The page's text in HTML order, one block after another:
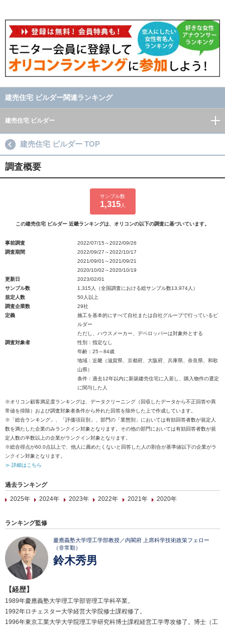
建売住宅 ビルダー関連ランキング
建売住宅 ビルダー
建売住宅 ビルダー TOP
調査概要
サンプル数
1,315人
この建売住宅 ビルダー 近畿ランキングは、オリコンの以下の調査に基づいています。
事前調査
2022/07/15～2022/09/26
調査期間
2022/09/27～2022/10/17
2021/09/01～2021/09/21
2020/10/02～2020/10/19
更新日
2023/02/01
サンプル数
1,315人（全国調査における総サンプル数13,974人）
規定人数
50人以上
調査企業数
29社
定義
施工を基本的にすべて自社または自社グループで行っているビ
ルダー
ただし、ハウスメーカー、デベロッパーは対象外とする
調査対象者
性別：指定なし
年齢：25～84歳
地域：近畿（滋賀県、京都府、大阪府、兵庫県、奈良県、和歌
山県）
条件：過去12年以内に新築建売住宅に入居し、購入物件の選定
に関与した人
※オリコン顧客満足度ランキングは、データクリーニング（回収したデータから不正回答や異
常値を排除）および調査対象者条件から外れた回答を除外した上で作成しています。
※「総合ランキング」、「評価項目別」、部門の「業態別」においては有効回答者数が規定人
数を満たした企業のみランクイン対象となります。その他の部門においては有効回答者数が規
定人数の半数以上の企業がランクイン対象となります。
※総合得点が60.0点以上で、他人に薦めたくないと回答した人の割合が基準値以下の企業がラ
ンクイン対象となります。
≫ 詳細はこちら
過去ランキング
2025年
2024年 2023年 2022年 2021年 2020年
ランキング監修
慶應義塾大学理工学部教授／内閣府 上席科学技術政策フェロー
（非常勤）
鈴木秀男
【経歴】
1989年慶應義塾大学理工学部管理工学科卒業。
1992年ロチェスター大学経営大学院修士課程修了。
1996年東京工業大学大学院理工学研究科博士課程経営工学専攻修了。博士（工